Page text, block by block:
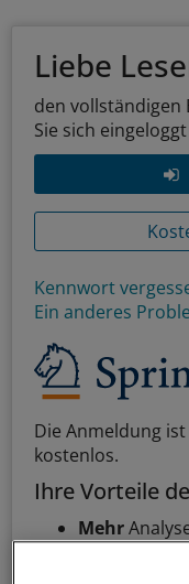
Liebe
den vollständigen
Sie sich
Kennwort
Ein anderes
Die Anmeldung
kostenlos.
Ihre Vorteile
Mehr